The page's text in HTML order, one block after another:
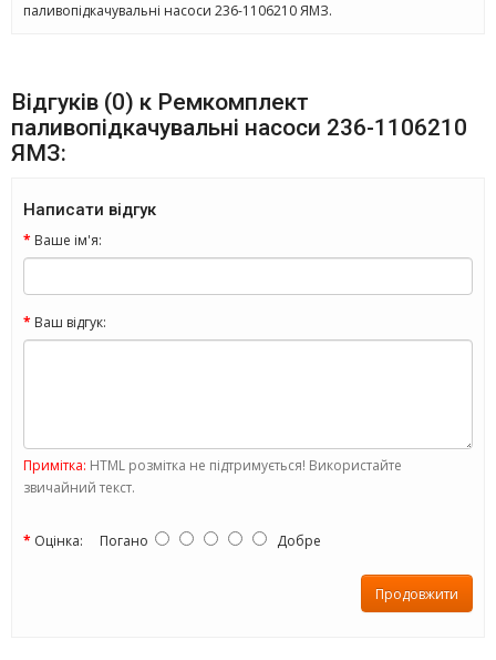
паливопідкачувальні насоси 236-1106210 ЯМЗ.
Відгуків (0) к Ремкомплект
паливопідкачувальні насоси 236-1106210
ЯМЗ:
Написати відгук
Ваше ім'я:
Ваш відгук:
Примітка: HTML розмітка не підтримується! Використайте
звичайний текст.
Оцінка: Погано Добре
Продовжити